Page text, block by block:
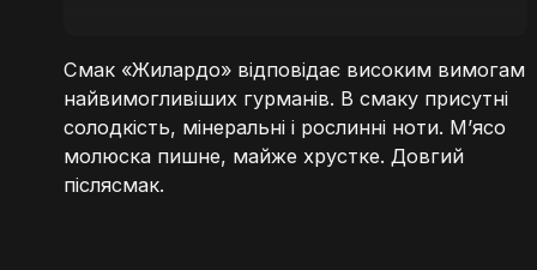
Смак «Жилардо» відповідає високим вимогам
найвимогливіших гурманів. В смаку присутні
солодкість, мінеральні і рослинні ноти. М’ясо
молюска пишне, майже хрустке. Довгий
післясмак.